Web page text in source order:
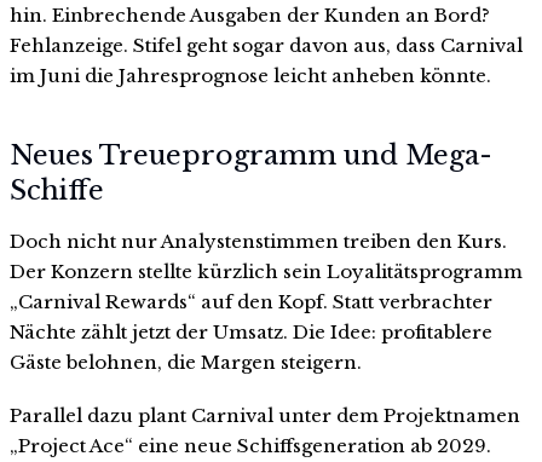
hin. Einbrechende Ausgaben der Kunden an Bord?
Fehlanzeige. Stifel geht sogar davon aus, dass Carnival
im Juni die Jahresprognose leicht anheben könnte.
Neues Treueprogramm und Mega-
Schiffe
Doch nicht nur Analystenstimmen treiben den Kurs.
Der Konzern stellte kürzlich sein Loyalitätsprogramm
„Carnival Rewards“ auf den Kopf. Statt verbrachter
Nächte zählt jetzt der Umsatz. Die Idee: profitablere
Gäste belohnen, die Margen steigern.
Parallel dazu plant Carnival unter dem Projektnamen
„Project Ace“ eine neue Schiffsgeneration ab 2029.